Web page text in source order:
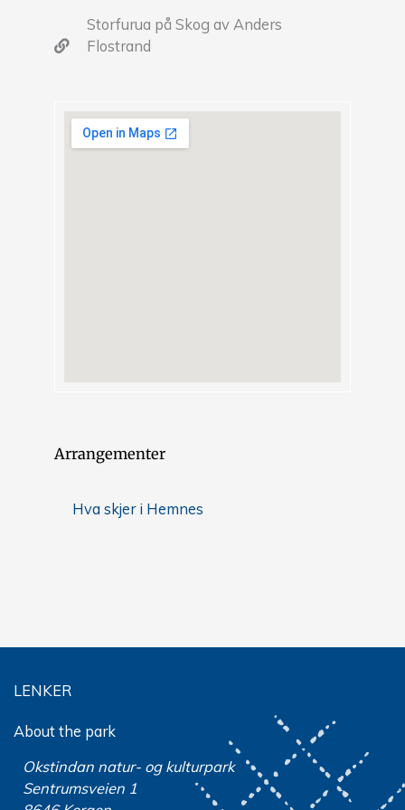
Storfurua på Skog av Anders
Flostrand
Arrangementer
Hva skjer i Hemnes
LENKER
About the park
Okstindan natur- og kulturpark
Sentrumsveien 1